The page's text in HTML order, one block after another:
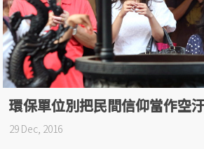
環保單位別把民間信仰當作空
29 Dec, 2016